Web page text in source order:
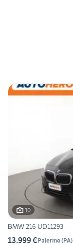
10
BMW 216 UD11293
13.999 €Palermo(PA)